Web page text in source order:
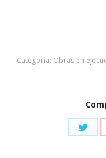
Categoría: Obras en